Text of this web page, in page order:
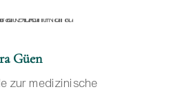
Güen
zur medizinische